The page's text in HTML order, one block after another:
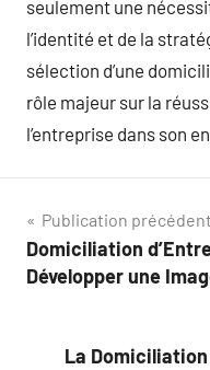
seulement une
l’identité et de la
sélection d’une
rôle majeur sur la
l’entreprise dans son
Navigation
de
Publication
Domiciliation
Développer une
La